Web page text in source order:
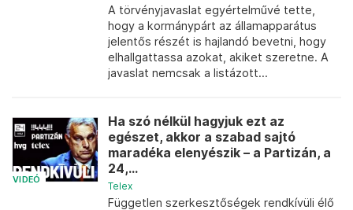
A törvényjavaslat egyértelművé tette,
hogy a kormánypárt az államapparátus
jelentős részét is hajlandó bevetni, hogy
elhallgattassa azokat, akiket szeretne. A
javaslat nemcsak a listázott...
VIDEÓ
Ha szó nélkül hagyjuk ezt az
egészet, akkor a szabad sajtó
maradéka elenyészik – a Partizán, a
24,...
Telex
Független szerkesztőségek rendkívüli élő